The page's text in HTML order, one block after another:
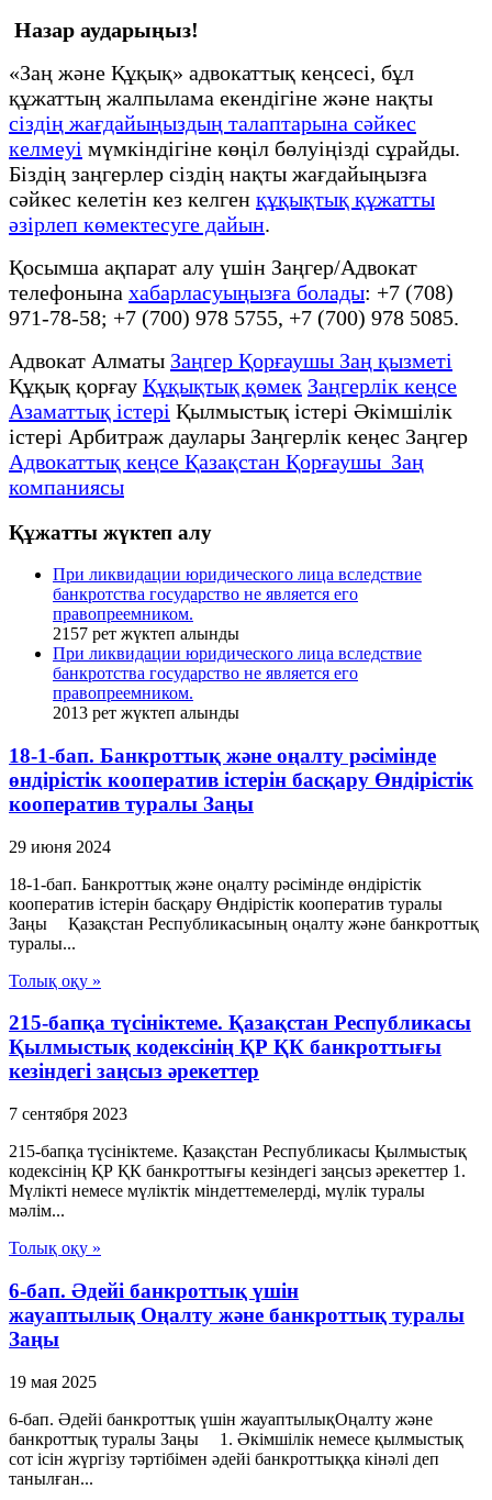
Назар аударыңыз!
«Заң және Құқық» адвокаттық кеңсесі, бұл
құжаттың жалпылама екендігіне және нақты
сіздің жағдайыңыздың талаптарына сәйкес
келмеуі мүмкіндігіне көңіл бөлуіңізді сұрайды.
Біздің заңгерлер сіздің нақты жағдайыңызға
сәйкес келетін кез келген құқықтық құжатты
әзірлеп көмектесуге дайын.
Қосымша ақпарат алу үшін Заңгер/Адвокат
телефонына хабарласуыңызға болады: +7 (708)
971-78-58; +7 (700) 978 5755, +7 (700) 978 5085.
Адвокат Алматы Заңгер Қорғаушы Заң қызметі
Құқық қорғау Құқықтық қөмек Заңгерлік кеңсе
Азаматтық істері Қылмыстық істері Әкімшілік
істері Арбитраж даулары Заңгерлік кеңес Заңгер
Адвокаттық кеңсе Қазақстан Қорғаушы Заң
компаниясы
Құжатты жүктеп алу
При ликвидации юридического лица вследствие
банкротства государство не является его
правопреемником.
2157 рет жүктеп алынды
При ликвидации юридического лица вследствие
банкротства государство не является его
правопреемником.
2013 рет жүктеп алынды
18-1-бап. Банкроттық және оңалту рәсімінде
өндірістік кооператив iстерiн басқару Өндiрiстiк
кооператив туралы Заңы
29 июня 2024
18-1-бап. Банкроттық және оңалту рәсімінде өндірістік
кооператив iстерiн басқару Өндiрiстiк кооператив туралы
Заңы Қазақстан Республикасының оңалту және банкроттық
туралы...
Толық оқу »
215-бапқа түсініктеме. Қазақстан Республикасы
Қылмыстық кодексінің ҚР ҚК банкроттығы
кезіндегі заңсыз әрекеттер
7 сентября 2023
215-бапқа түсініктеме. Қазақстан Республикасы Қылмыстық
кодексінің ҚР ҚК банкроттығы кезіндегі заңсыз әрекеттер 1.
Мүлікті немесе мүліктік міндеттемелерді, мүлік туралы
мәлім...
Толық оқу »
6-бап. Әдейі банкроттық үшін
жауаптылық Оңалту және банкроттық туралы
Заңы
19 мая 2025
6-бап. Әдейі банкроттық үшін жауаптылықОңалту және
банкроттық туралы Заңы 1. Әкімшілік немесе қылмыстық
сот ісін жүргізу тәртібімен әдейі банкроттыққа кінәлі деп
танылған...